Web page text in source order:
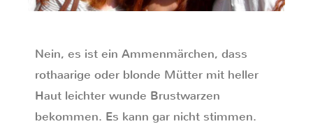
Nein, es ist ein Ammenmärchen, dass
rothaarige oder blonde Mütter mit heller
Haut leichter wunde Brustwarzen
bekommen. Es kann gar nicht stimmen.